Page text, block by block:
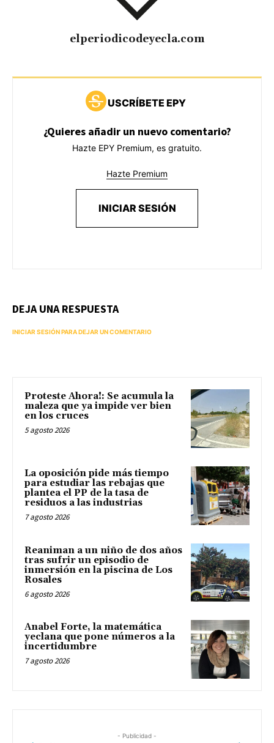
elperiodicodeyecla.com
USCRÍBETE EPY
¿Quieres añadir un nuevo comentario?
Hazte EPY Premium, es gratuito.
Hazte Premium
INICIAR SESIÓN
DEJA UNA RESPUESTA
INICIAR SESIÓN PARA DEJAR UN COMENTARIO
Proteste Ahora!: Se acumula la
maleza que ya impide ver bien
en los cruces
5 agosto 2026
La oposición pide más tiempo
para estudiar las rebajas que
plantea el PP de la tasa de
residuos a las industrias
7 agosto 2026
Reaniman a un niño de dos años
tras sufrir un episodio de
inmersión en la piscina de Los
Rosales
6 agosto 2026
Anabel Forte, la matemática
yeclana que pone números a la
incertidumbre
7 agosto 2026
- Publicidad -